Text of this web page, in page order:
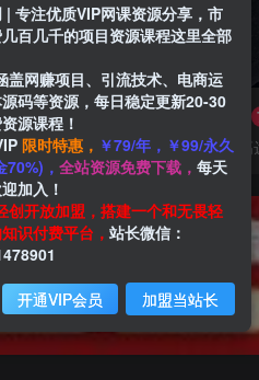
推广赚钱
推广返佣高
| 专注优质VIP网课资源分享，市
百几千的项目资源课程这里全部
盖网赚项目、引流技术、电商运
码等资源，每日稳定更新20-30
源课程！
限时特惠， ￥79/年，￥99/永久
70%)， 全站资源免费下载， 每天
加入！
创开放加盟，搭建一个和无畏轻
识付费平台， 站长微信：
开通VIP会员 加盟当站长